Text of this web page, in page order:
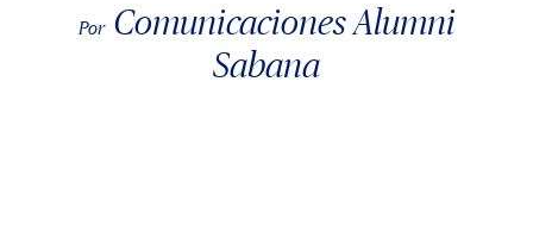
Por Comunicaciones Alumni
Sabana